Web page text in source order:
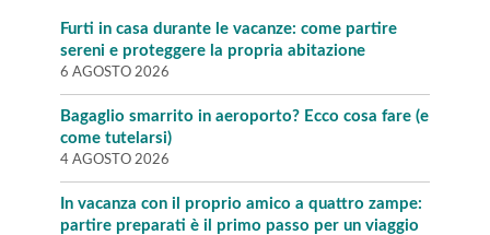
Furti in casa durante le vacanze: come partire
sereni e proteggere la propria abitazione
6 AGOSTO 2026
Bagaglio smarrito in aeroporto? Ecco cosa fare (e
come tutelarsi)
4 AGOSTO 2026
In vacanza con il proprio amico a quattro zampe:
partire preparati è il primo passo per un viaggio